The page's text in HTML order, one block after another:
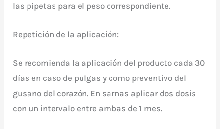
las pipetas para el peso correspondiente.
Repetición de la aplicación:
Se recomienda la aplicación del producto cada 30
días en caso de pulgas y como preventivo del
gusano del corazón. En sarnas aplicar dos dosis
con un intervalo entre ambas de 1 mes.